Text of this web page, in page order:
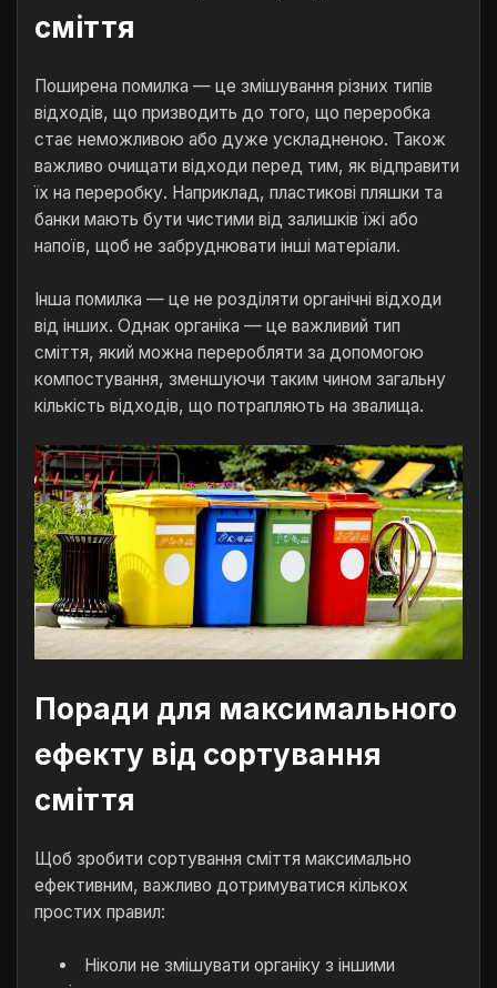
сміття
Поширена помилка — це змішування різних типів
відходів, що призводить до того, що переробка
стає неможливою або дуже ускладненою. Також
важливо очищати відходи перед тим, як відправити
їх на переробку. Наприклад, пластикові пляшки та
банки мають бути чистими від залишків їжі або
напоїв, щоб не забруднювати інші матеріали.
Інша помилка — це не розділяти органічні відходи
від інших. Однак органіка — це важливий тип
сміття, який можна переробляти за допомогою
компостування, зменшуючи таким чином загальну
кількість відходів, що потрапляють на звалища.
Поради для максимального
ефекту від сортування
сміття
Щоб зробити сортування сміття максимально
ефективним, важливо дотримуватися кількох
простих правил:
Ніколи не змішувати органіку з іншими